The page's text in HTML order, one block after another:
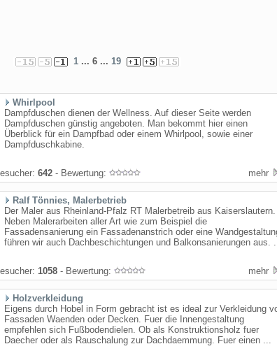
1 ... 6 ... 19
Whirlpool
Dampfduschen dienen der Wellness. Auf dieser Seite werden
Dampfduschen günstig angeboten. Man bekommt hier einen
Überblick für ein Dampfbad oder einem Whirlpool, sowie einer
Dampfduschkabine.
642 - Bewertung: mehr
Ralf Tönnies, Malerbetrieb
Der Maler aus Rheinland-Pfalz RT Malerbetreib aus Kaiserslautern.
Neben Malerarbeiten aller Art wie zum Beispiel die
Fassadensanierung ein Fassadenanstrich oder eine
führen wir auch Dachbeschichtungen und Balkonsanierungen aus.
1058 - Bewertung: mehr
Holzverkleidung
Eigens durch Hobel in Form gebracht ist es ideal zur Verkleidung
Fassaden Waenden oder Decken. Fuer die Innengestaltung
empfehlen sich Fußbodendielen. Ob als Konstruktionsholz fuer
Daecher oder als Rauschalung zur Dachdaemmung. Fuer einen ...